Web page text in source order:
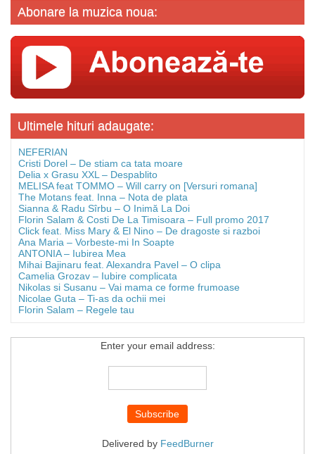
Abonare la muzica noua:
Ultimele hituri adaugate:
NEFERIAN
Cristi Dorel – De stiam ca tata moare
Delia x Grasu XXL – Despablito
MELISA feat TOMMO – Will carry on [Versuri romana]
The Motans feat. Inna – Nota de plata
Sianna & Radu Sîrbu – O Inimă La Doi
Florin Salam & Costi De La Timisoara – Full promo 2017
Click feat. Miss Mary & El Nino – De dragoste si razboi
Ana Maria – Vorbeste-mi In Soapte
ANTONIA – Iubirea Mea
Mihai Bajinaru feat. Alexandra Pavel – O clipa
Camelia Grozav – Iubire complicata
Nikolas si Susanu – Vai mama ce forme frumoase
Nicolae Guta – Ti-as da ochii mei
Florin Salam – Regele tau
Enter your email address:
Delivered by FeedBurner